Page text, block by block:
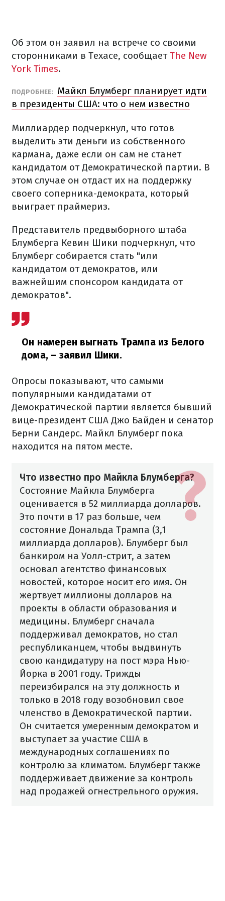
Об этом он заявил на встрече со своими
сторонниками в Техасе, сообщаетThe New
York Times.
ПОДРОБНЕЕ:
Майкл Блумберг планирует идти
в президенты США: что о нем известно
Миллиардер подчеркнул, что готов
выделить эти деньги из собственного
кармана, даже если он сам не станет
кандидатом от Демократической партии. В
этом случае он отдаст их на поддержку
своего соперника-демократа, который
выиграет праймериз.
Представитель предвыборного штаба
Блумберга Кевин Шики подчеркнул, что
Блумберг собирается стать "или
кандидатом от демократов, или
важнейшим спонсором кандидата от
демократов".
Он намерен выгнать Трампа из Белого
дома, – заявил Шики.
Опросы показывают, что самыми
популярными кандидатами от
Демократической партии является бывший
вице-президент США Джо Байден и сенатор
Берни Сандерс. Майкл Блумберг пока
находится на пятом месте.
Что известно про Майкла Блумберга?
Состояние Майкла Блумберга
оценивается в 52 миллиарда долларов.
Это почти в 17 раз больше, чем
состояние Дональда Трампа (3,1
миллиарда долларов). Блумберг был
банкиром на Уолл-стрит, а затем
основал агентство финансовых
новостей, которое носит его имя. Он
жертвует миллионы долларов на
проекты в области образования и
медицины. Блумберг сначала
поддерживал демократов, но стал
республиканцем, чтобы выдвинуть
свою кандидатуру на пост мэра Нью-
Йорка в 2001 году. Трижды
переизбирался на эту должность и
только в 2018 году возобновил свое
членство в Демократической партии.
Он считается умеренным демократом и
выступает за участие США в
международных соглашениях по
контролю за климатом. Блумберг также
поддерживает движение за контроль
над продажей огнестрельного оружия.